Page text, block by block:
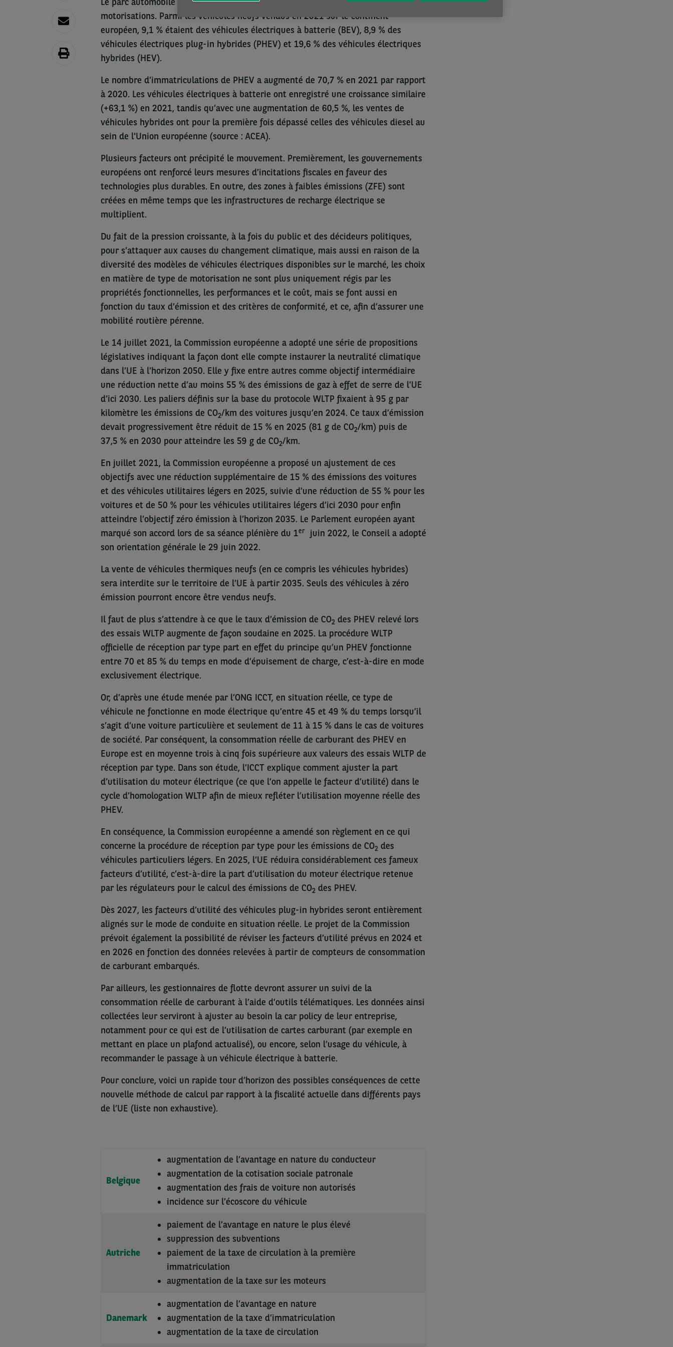
motorisations. Parmi les véhicules neufs vendus en 2021 sur le continent
européen, 9,1 % étaient des véhicules électriques à batterie (BEV), 8,9 % des
véhicules électriques plug-in hybrides (PHEV) et 19,6 % des véhicules électriques
hybrides (HEV).
Le nombre d’immatriculations de PHEV a augmenté de 70,7 % en 2021 par rapport
à 2020. Les véhicules électriques à batterie ont enregistré une croissance similaire
(+63,1 %) en 2021, tandis qu’avec une augmentation de 60,5 %, les ventes de
véhicules hybrides ont pour la première fois dépassé celles des véhicules diesel au
sein de l'Union européenne (source : ACEA).
Plusieurs facteurs ont précipité le mouvement. Premièrement, les gouvernements
européens ont renforcé leurs mesures d’incitations fiscales en faveur des
technologies plus durables. En outre, des zones à faibles émissions (ZFE) sont
créées en même temps que les infrastructures de recharge électrique se
multiplient.
Du fait de la pression croissante, à la fois du public et des décideurs politiques,
pour s’attaquer aux causes du changement climatique, mais aussi en raison de la
diversité des modèles de véhicules électriques disponibles sur le marché, les choix
en matière de type de motorisation ne sont plus uniquement régis par les
propriétés fonctionnelles, les performances et le coût, mais se font aussi en
fonction du taux d’émission et des critères de conformité, et ce, afin d’assurer une
mobilité routière pérenne.
Le 14 juillet 2021, la Commission européenne a adopté une série de propositions
législatives indiquant la façon dont elle compte instaurer la neutralité climatique
dans l’UE à l’horizon 2050. Elle y fixe entre autres comme objectif intermédiaire
une réduction nette d’au moins 55 % des émissions de gaz à effet de serre de l’UE
d’ici 2030. Les paliers définis sur la base du protocole WLTP fixaient à 95 g par
kilomètre les émissions de CO2/km des voitures jusqu’en 2024. Ce taux d’émission
devait progressivement être réduit de 15 % en 2025 (81 g de CO2/km) puis de
37,5 % en 2030 pour atteindre les 59 g de CO2/km.
En juillet 2021, la Commission européenne a proposé un ajustement de ces
objectifs avec une réduction supplémentaire de 15 % des émissions des voitures
et des véhicules utilitaires légers en 2025, suivie d’une réduction de 55 % pour les
voitures et de 50 % pour les véhicules utilitaires légers d’ici 2030 pour enfin
atteindre l’objectif zéro émission à l’horizon 2035. Le Parlement européen ayant
marqué son accord lors de sa séance plénière du 1er
juin 2022, le Conseil a adopté
son orientation générale le 29 juin 2022.
La vente de véhicules thermiques neufs (en ce compris les véhicules hybrides)
sera interdite sur le territoire de l’UE à partir 2035. Seuls des véhicules à zéro
émission pourront encore être vendus neufs.
Il faut de plus s’attendre à ce que le taux d’émission de CO2des PHEV relevé lors
des essais WLTP augmente de façon soudaine en 2025. La procédure WLTP
officielle de réception par type part en effet du principe qu’un PHEV fonctionne
entre 70 et 85 % du temps en mode d’épuisement de charge, c’est-à-dire en mode
exclusivement électrique.
Or, d’après une étude menée par l’ONG ICCT, en situation réelle, ce type de
véhicule ne fonctionne en mode électrique qu’entre 45 et 49 % du temps lorsqu’il
s’agit d’une voiture particulière et seulement de 11 à 15 % dans le cas de voitures
de société. Par conséquent, la consommation réelle de carburant des PHEV en
Europe est en moyenne trois à cinq fois supérieure aux valeurs des essais WLTP de
réception par type. Dans son étude, l’ICCT explique comment ajuster la part
d’utilisation du moteur électrique (ce que l’on appelle le facteur d’utilité) dans le
cycle d’homologation WLTP afin de mieux refléter l’utilisation moyenne réelle des
PHEV.
En conséquence, la Commission européenne a amendé son règlement en ce qui
concerne la procédure de réception par type pour les émissions de CO2des
véhicules particuliers légers. En 2025, l’UE réduira considérablement ces fameux
facteurs d’utilité, c’est-à-dire la part d’utilisation du moteur électrique retenue
par les régulateurs pour le calcul des émissions de CO2des PHEV.
Dès 2027, les facteurs d’utilité des véhicules plug-in hybrides seront entièrement
alignés sur le mode de conduite en situation réelle. Le projet de la Commission
prévoit également la possibilité de réviser les facteurs d’utilité prévus en 2024 et
en 2026 en fonction des données relevées à partir de compteurs de consommation
de carburant embarqués.
Par ailleurs, les gestionnaires de flotte devront assurer un suivi de la
consommation réelle de carburant à l’aide d’outils télématiques. Les données ainsi
collectées leur serviront à ajuster au besoin la car policy de leur entreprise,
notamment pour ce qui est de l’utilisation de cartes carburant (par exemple en
mettant en place un plafond actualisé), ou encore, selon l’usage du véhicule, à
recommander le passage à un véhicule électrique à batterie.
Pour conclure, voici un rapide tour d’horizon des possibles conséquences de cette
nouvelle méthode de calcul par rapport à la fiscalité actuelle dans différents pays
de l’UE (liste non exhaustive).
Belgique
augmentation de l’avantage en nature du conducteur
augmentation de la cotisation sociale patronale
augmentation des frais de voiture non autorisés
incidence sur l’écoscore du véhicule
Autriche
paiement de l’avantage en nature le plus élevé
suppression des subventions
paiement de la taxe de circulation à la première
immatriculation
augmentation de la taxe sur les moteurs
Danemark
augmentation de l’avantage en nature
augmentation de la taxe d’immatriculation
augmentation de la taxe de circulation